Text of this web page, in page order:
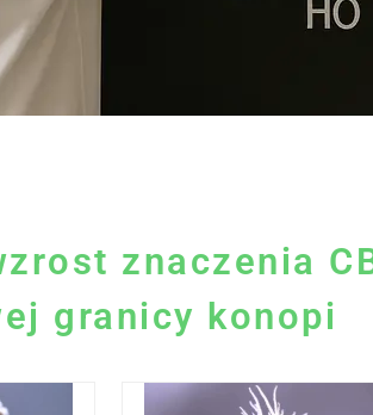
znaczenia
granicy konopi